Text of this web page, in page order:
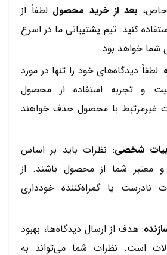
خاص، بعد از خرید محصول لطفاً از
کنید. تیم پشتیبانی ما در اسرع
خواهد بود.
: لطفاً دیدگاه‌های خود را تنها در مورد
و تجربه استفاده از محصول
غیرمرتبط با محصول حذف خواهند
شخصی: نظرات باید بر اساس
معتبر شما از محصول باشند. از
نادرست یا گمراه‌کننده خودداری
: هدف از ارسال دیدگاه‌ها، بهبود
است. نظرات شما می‌تواند به